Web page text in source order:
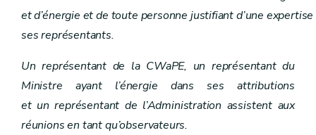
Art. 40
Art. 41
Art. 42
Art. 52
Art. 53
Art. 54
Chapitre XI Commission wallonne pour l'énergie
Art. 43
et d’énergie et de toute personne justifiant d’une
ses représentants.
Un représentant de la CWaPE, un représentant du
Ministre ayant l’énergie dans ses attributions
et un représentant de l’Administration assistent aux
réunions en tant qu’observateurs.